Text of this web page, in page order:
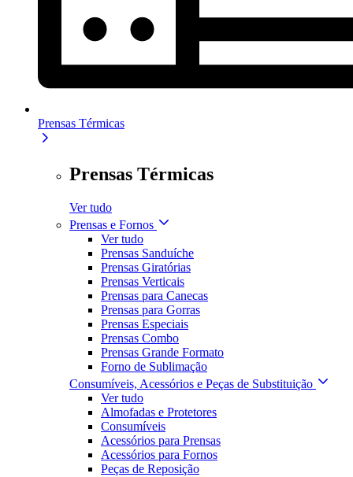
Prensas Térmicas
Prensas Térmicas
Ver tudo
Prensas e Fornos
Ver tudo
Prensas Sanduíche
Prensas Giratórias
Prensas Verticais
Prensas para Canecas
Prensas para Gorras
Prensas Especiais
Prensas Combo
Prensas Grande Formato
Forno de Sublimação
Consumíveis, Acessórios e Peças de Substituição
Ver tudo
Almofadas e Protetores
Consumíveis
Acessórios para Prensas
Acessórios para Fornos
Peças de Reposição